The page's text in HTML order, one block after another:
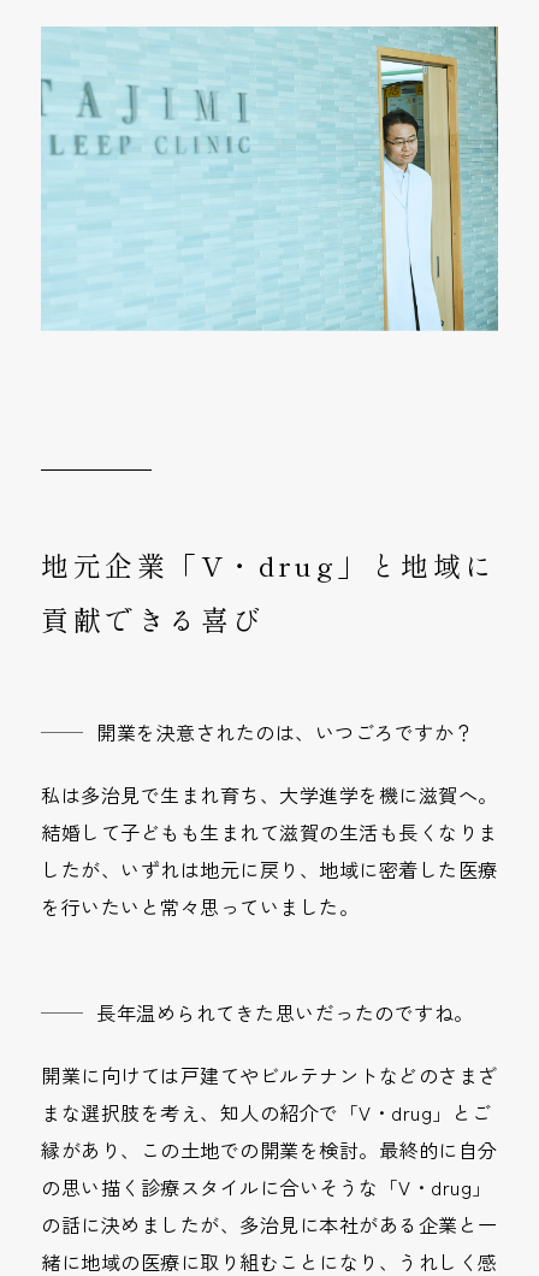
地元企業「V・drug」と地域に
貢献できる喜び
開業を決意されたのは、いつごろですか？
私は多治見で生まれ育ち、大学進学を機に滋賀へ。
結婚して子どもも生まれて滋賀の生活も長くなりま
したが、いずれは地元に戻り、地域に密着した医療
を行いたいと常々思っていました。
長年温められてきた思いだったのですね。
開業に向けては戸建てやビルテナントなどのさまざ
まな選択肢を考え、知人の紹介で「V・drug」とご
縁があり、この土地での開業を検討。最終的に自分
の思い描く診療スタイルに合いそうな「V・drug」
の話に決めましたが、多治見に本社がある企業と一
緒に地域の医療に取り組むことになり、うれしく感